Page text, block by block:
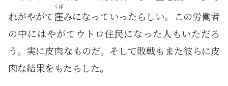
れがやがて窪
くぼ
みになっていったらしい。この労働者
の中にはやがてウトロ住民になった人もいただろ
う。実に皮肉なものだ。そして敗戦もまた彼らに皮
肉な結果をもたらした。